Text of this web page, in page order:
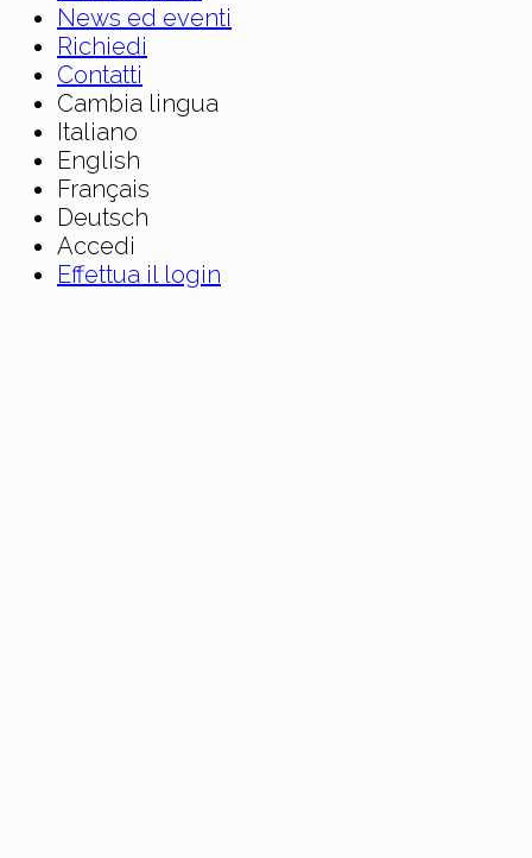
News ed eventi
Richiedi
Contatti
Cambia lingua
Italiano
English
Français
Deutsch
Accedi
Effettua il login